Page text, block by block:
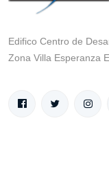
Edifico Centro de
Zona Villa Esperanza